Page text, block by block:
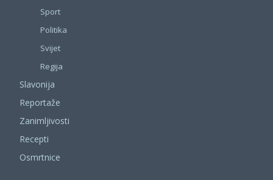
Sport
Politika
Svijet
Regija
Slavonija
Reportaže
Zanimljivosti
Recepti
Osmrtnice